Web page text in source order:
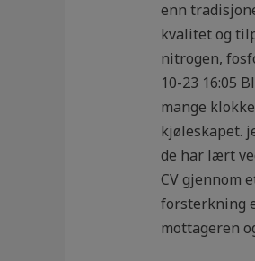
enn
kvalitet og
nitrogen,
10-23 16:05
mange
kjøleskapet.
de har lært
CV gjennom
forsterkning
mottageren